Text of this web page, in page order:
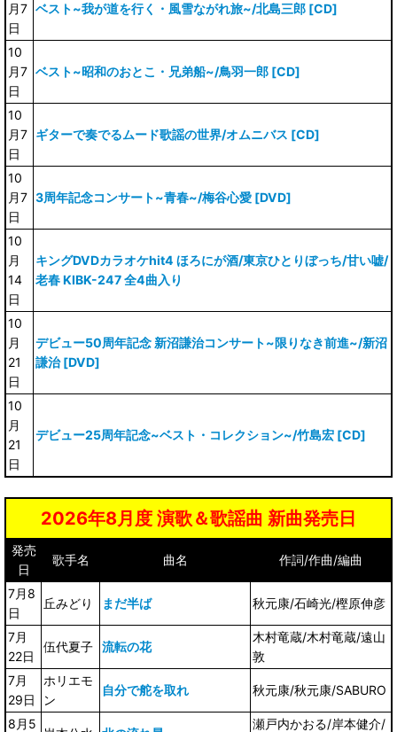
月7
日
ベスト~我が道を行く・風雪ながれ旅~/北島三郎 [CD]
10
月7
日
ベスト~昭和のおとこ・兄弟船~/鳥羽一郎 [CD]
10
月7
日
ギターで奏でるムード歌謡の世界/オムニバス [CD]
10
月7
日
3周年記念コンサート~青春~/梅谷心愛 [DVD]
10
月
14
日
キングDVDカラオケhit4 ほろにが酒/東京ひとりぼっち/甘い嘘/
老春 KIBK-247 全4曲入り
10
月
21
日
デビュー50周年記念 新沼謙治コンサート~限りなき前進~/新沼
謙治 [DVD]
10
月
21
日
デビュー25周年記念~ベスト・コレクション~/竹島宏 [CD]
2026年8月度 演歌＆歌謡曲 新曲発売日
発売
日
歌手名 曲名 作詞/作曲/編曲
7月8
日
丘みどり まだ半ば 秋元康/石崎光/樫原伸彦
7月
22日
伍代夏子 流転の花
木村竜蔵/木村竜蔵/遠山
敦
7月
29日
ホリエモ
ン
自分で舵を取れ 秋元康/秋元康/SABURO
8月5 瀬戸内かおる/岸本健介/